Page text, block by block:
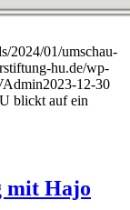
2024/01/umschau-
hu.de/wp-
2023-12-30
blickt auf ein
mit Hajo